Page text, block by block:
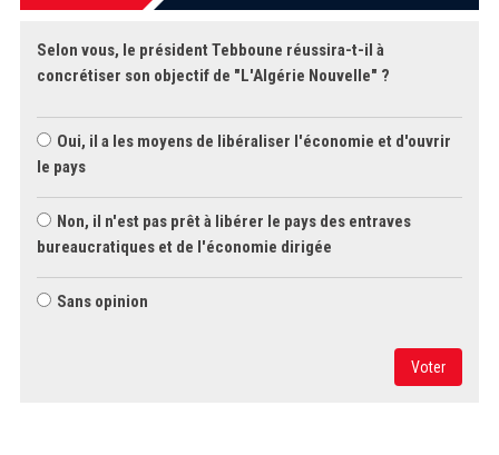
Selon vous, le président Tebboune réussira-t-il à
concrétiser son objectif de "L'Algérie Nouvelle" ?
Oui, il a les moyens de libéraliser l'économie et d'ouvrir
le pays
Non, il n'est pas prêt à libérer le pays des entraves
bureaucratiques et de l'économie dirigée
Sans opinion
Voter